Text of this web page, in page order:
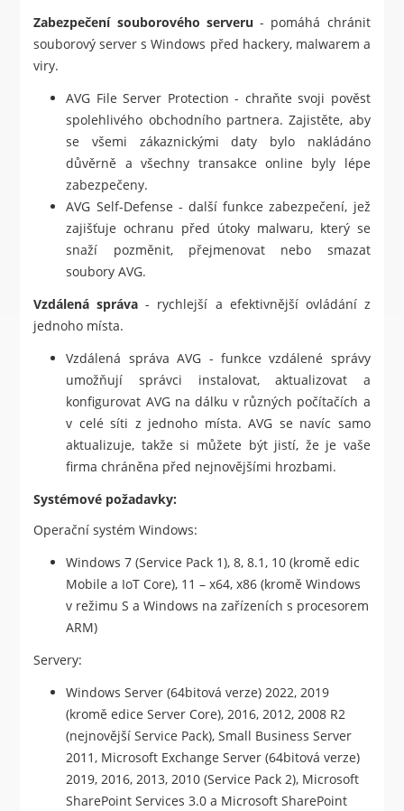
Zabezpečení souborového serveru - pomáhá chránit
souborový server s Windows před hackery, malwarem a
viry.
AVG File Server Protection - chraňte svoji pověst
spolehlivého obchodního partnera. Zajistěte, aby
se všemi zákaznickými daty bylo nakládáno
důvěrně a všechny transakce online byly lépe
zabezpečeny.
AVG Self-Defense - další funkce zabezpečení, jež
zajišťuje ochranu před útoky malwaru, který se
snaží pozměnit, přejmenovat nebo smazat
soubory AVG.
Vzdálená správa - rychlejší a efektivnější ovládání z
jednoho místa.
Vzdálená správa AVG - funkce vzdálené správy
umožňují správci instalovat, aktualizovat a
konfigurovat AVG na dálku v různých počítačích a
v celé síti z jednoho místa. AVG se navíc samo
aktualizuje, takže si můžete být jistí, že je vaše
firma chráněna před nejnovějšími hrozbami.
Systémové požadavky:
Operační systém Windows:
Windows 7 (Service Pack 1), 8, 8.1, 10 (kromě edic
Mobile a IoT Core), 11 – x64, x86 (kromě Windows
v režimu S a Windows na zařízeních s procesorem
ARM)
Servery:
Windows Server (64bitová verze) 2022, 2019
(kromě edice Server Core), 2016, 2012, 2008 R2
(nejnovější Service Pack), Small Business Server
2011, Microsoft Exchange Server (64bitová verze)
2019, 2016, 2013, 2010 (Service Pack 2), Microsoft
SharePoint Services 3.0 a Microsoft SharePoint